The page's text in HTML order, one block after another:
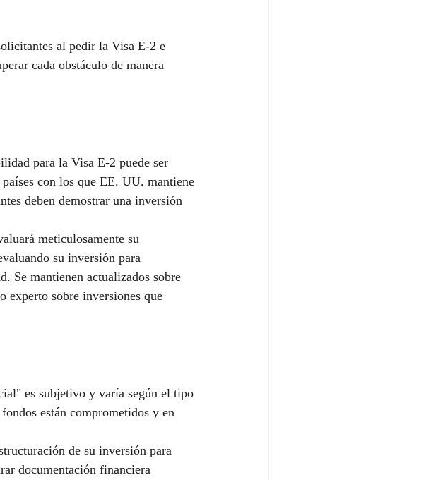
al pedir la Visa E-2 e
cada obstáculo de manera
para la Visa E-2 puede ser
con los que EE. UU. mantiene
deben demostrar una inversión
meticulosamente su
su inversión para
Se mantienen actualizados sobre
experto sobre inversiones que
es subjetivo y varía según el tipo
están comprometidos y en
de su inversión para
documentación financiera